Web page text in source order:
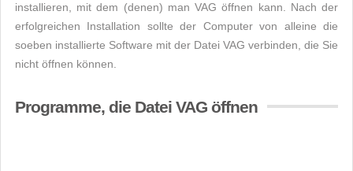
installieren, mit dem (denen) man VAG öffnen kann. Nach der
erfolgreichen Installation sollte der Computer von alleine die
soeben installierte Software mit der Datei VAG verbinden, die Sie
nicht öffnen können.
Programme, die Datei VAG öffnen